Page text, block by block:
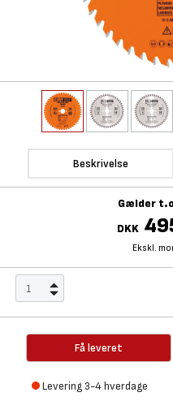
Beskrivelse
Gælder
DKK
Ekskl.
Få leveret
Levering 3-4 hverdage